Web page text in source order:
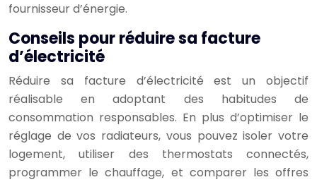
fournisseur d’énergie.
Conseils pour réduire sa facture
d’électricité
Réduire sa facture d’électricité est un objectif
réalisable en adoptant des habitudes de
consommation responsables. En plus d’optimiser le
réglage de vos radiateurs, vous pouvez isoler votre
logement, utiliser des thermostats connectés,
programmer le chauffage, et comparer les offres